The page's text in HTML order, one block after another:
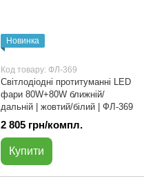
Новинка
Код товару: ФЛ-369
Світлодіодні протитуманні LED
фари 80W+80W ближній/
дальній | жовтий/білий | ФЛ-369
2 805 грн/компл.
Купити